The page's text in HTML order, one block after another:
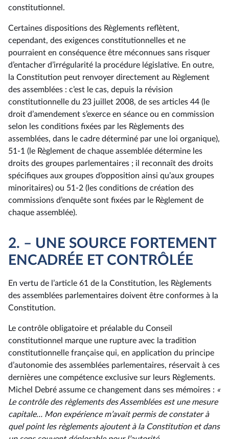
constitutionnel.
Certaines dispositions des Règlements reflètent,
cependant, des exigences constitutionnelles et ne
pourraient en conséquence être méconnues sans risquer
d’entacher d’irrégularité la procédure législative. En outre,
la Constitution peut renvoyer directement au Règlement
des assemblées : c’est le cas, depuis la révision
constitutionnelle du 23 juillet 2008, de ses articles 44 (le
droit d’amendement s’exerce en séance ou en commission
selon les conditions fixées par les Règlements des
assemblées, dans le cadre déterminé par une loi organique),
51-1 (le Règlement de chaque assemblée détermine les
droits des groupes parlementaires ; il reconnaît des droits
spécifiques aux groupes d’opposition ainsi qu’aux groupes
minoritaires) ou 51-2 (les conditions de création des
commissions d’enquête sont fixées par le Règlement de
chaque assemblée).
2. – UNE SOURCE FORTEMENT
ENCADRÉE ET CONTRÔLÉE
En vertu de l’article 61 de la Constitution, les Règlements
des assemblées parlementaires doivent être conformes à la
Constitution.
Le contrôle obligatoire et préalable du Conseil
constitutionnel marque une rupture avec la tradition
constitutionnelle française qui, en application du principe
d’autonomie des assemblées parlementaires, réservait à ces
dernières une compétence exclusive sur leurs Règlements.
Michel Debré assume ce changement dans ses mémoires : «
Le contrôle des règlements des Assemblées est une mesure
capitale… Mon expérience m’avait permis de constater à
quel point les règlements ajoutent à la Constitution et dans